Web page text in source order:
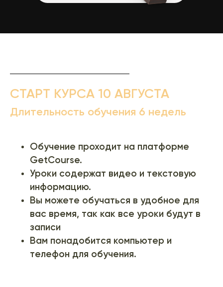
СТАРТ КУРСА 10 АВГУСТА
Длительность обучения 6 недель
Обучение проходит на платформе
GetCourse.
Уроки содержат видео и текстовую
информацию.
Вы можете обучаться в удобное для
вас время, так как все уроки будут в
записи
Вам понадобится компьютер и
телефон для обучения.